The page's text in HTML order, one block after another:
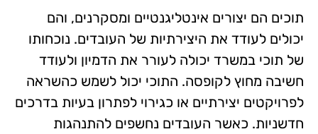
תוכים הם יצורים אינטליגנטיים ומסקרנים, והם
יכולים לעודד את היצירתיות של העובדים. נוכחותו
של תוכי במשרד יכולה לעורר את הדמיון ולעודד
חשיבה מחוץ לקופסה. התוכי יכול לשמש כהשראה
לפרויקטים יצירתיים או כגירוי לפתרון בעיות בדרכים
חדשניות. כאשר העובדים נחשפים להתנהגות